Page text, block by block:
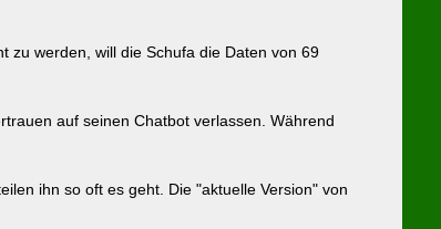
zu werden, will die Schufa die Daten von 69
auf seinen Chatbot verlassen. Während
ihn so oft es geht. Die "aktuelle Version" von